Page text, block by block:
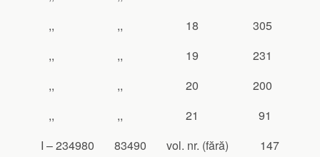
,, ,, 18 305
,, ,, 19 231
,, ,, 20 200
,, ,, 21 91
I – 234980 83490 vol. nr. (fără) 147